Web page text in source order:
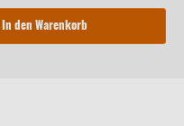
In den Warenkorb